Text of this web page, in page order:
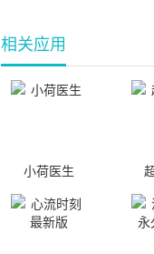
相关应用
小荷医生